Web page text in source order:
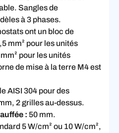
Sangles de
à 3 phases.
ont un bloc de
mm² pour les unités
pour les unités
de mise à la terre M4 est
AISI 304 pour des
2 grilles au-dessus.
: 50 mm.
5 W/cm² ou 10 W/cm²,